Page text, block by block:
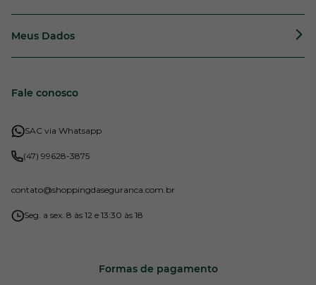
Meus Dados
Fale conosco
SAC via Whatsapp
(47) 99628-3875
contato@shoppingdaseguranca.com.br
Seg. a sex. 8 às 12 e 13:30 às 18
Formas de pagamento